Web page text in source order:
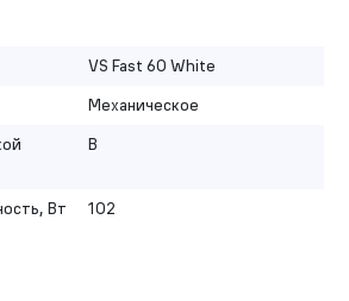
VS Fast 60 White
Механическое
B
Вт 102